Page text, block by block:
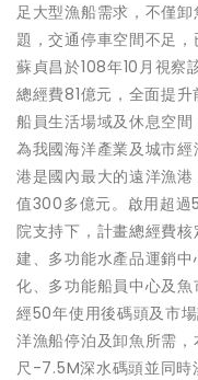
足大型漁船需求，不僅
題，交通停車空間不足
蘇貞昌於108年10月視察
總經費81億元，全面提
船員生活場域及休息空
為我國海洋產業及城市
港是國內最大的遠洋漁
值300多億元。啟用超過
院支持下，計畫總經費
建、多功能水產品運銷
化、多功能船員中心及
經50年使用後碼頭及市
洋漁船停泊及卸魚所需
尺-7.5M深水碼頭並同